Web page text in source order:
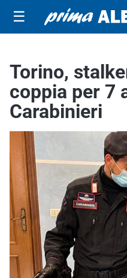
☰
Torino,
coppia per 7
Carabinieri